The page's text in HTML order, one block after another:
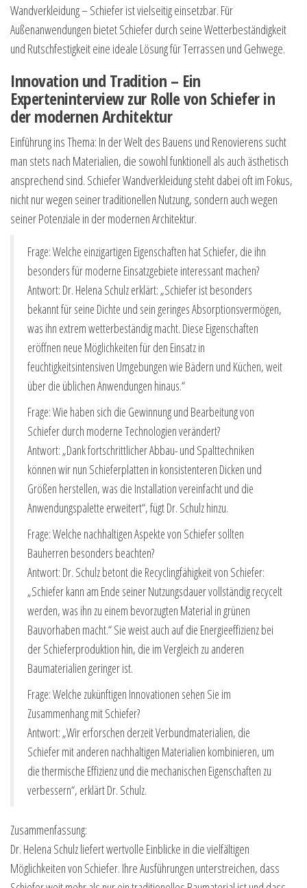
Wandverkleidung – Schiefer ist vielseitig einsetzbar. Für
Außenanwendungen bietet Schiefer durch seine Wetterbeständigkeit
und Rutschfestigkeit eine ideale Lösung für Terrassen und Gehwege.
Innovation und Tradition – Ein
Experteninterview zur Rolle von Schiefer in
der modernen Architektur
Einführung ins Thema: In der Welt des Bauens und Renovierens sucht
man stets nach Materialien, die sowohl funktionell als auch ästhetisch
ansprechend sind. Schiefer Wandverkleidung steht dabei oft im Fokus,
nicht nur wegen seiner traditionellen Nutzung, sondern auch wegen
seiner Potenziale in der modernen Architektur.
Frage: Welche einzigartigen Eigenschaften hat Schiefer, die ihn
besonders für moderne Einsatzgebiete interessant machen?
Antwort: Dr. Helena Schulz erklärt: „Schiefer ist besonders
bekannt für seine Dichte und sein geringes Absorptionsvermögen,
was ihn extrem wetterbeständig macht. Diese Eigenschaften
eröffnen neue Möglichkeiten für den Einsatz in
feuchtigkeitsintensiven Umgebungen wie Bädern und Küchen, weit
über die üblichen Anwendungen hinaus.“
Frage: Wie haben sich die Gewinnung und Bearbeitung von
Schiefer durch moderne Technologien verändert?
Antwort: „Dank fortschrittlicher Abbau- und Spalttechniken
können wir nun Schieferplatten in konsistenteren Dicken und
Größen herstellen, was die Installation vereinfacht und die
Anwendungspalette erweitert“, fügt Dr. Schulz hinzu.
Frage: Welche nachhaltigen Aspekte von Schiefer sollten
Bauherren besonders beachten?
Antwort: Dr. Schulz betont die Recyclingfähigkeit von Schiefer:
„Schiefer kann am Ende seiner Nutzungsdauer vollständig recycelt
werden, was ihn zu einem bevorzugten Material in grünen
Bauvorhaben macht.“ Sie weist auch auf die Energieeffizienz bei
der Schieferproduktion hin, die im Vergleich zu anderen
Baumaterialien geringer ist.
Frage: Welche zukünftigen Innovationen sehen Sie im
Zusammenhang mit Schiefer?
Antwort: „Wir erforschen derzeit Verbundmaterialien, die
Schiefer mit anderen nachhaltigen Materialien kombinieren, um
die thermische Effizienz und die mechanischen Eigenschaften zu
verbessern“, erklärt Dr. Schulz.
Zusammenfassung:
Dr. Helena Schulz liefert wertvolle Einblicke in die vielfältigen
Möglichkeiten von Schiefer. Ihre Ausführungen unterstreichen, dass